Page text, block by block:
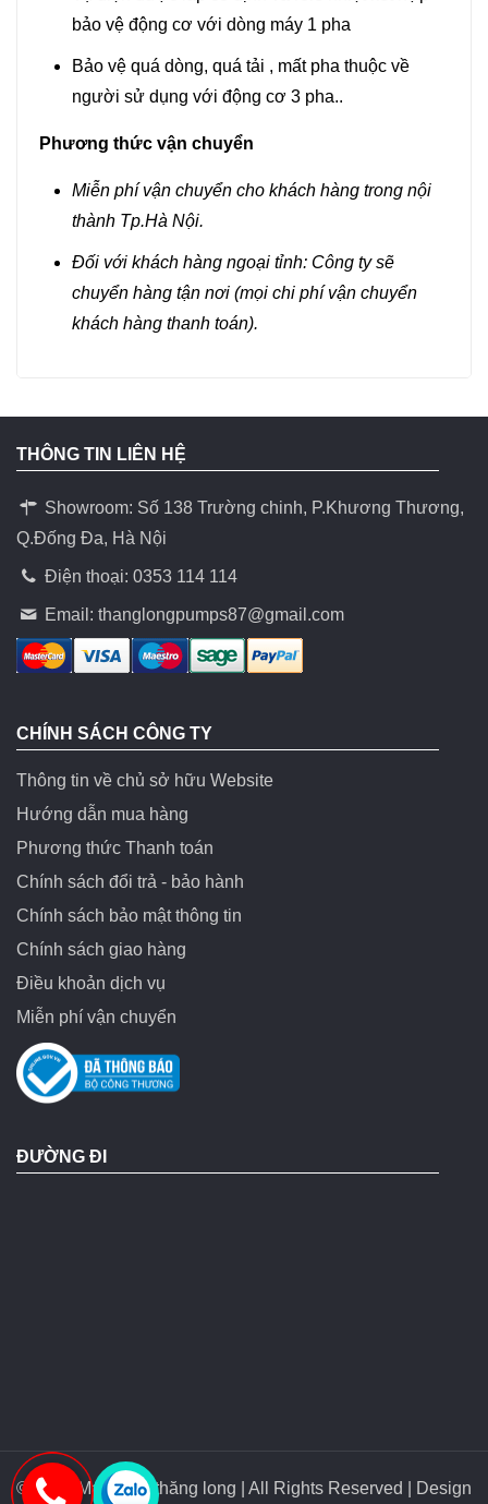
bảo vệ động cơ với dòng máy 1 pha
Bảo vệ quá dòng, quá tải , mất pha thuộc về
người sử dụng với động cơ 3 pha..
Phương thức vận chuyển
Miễn phí vận chuyển cho khách hàng trong nội
thành Tp.Hà Nội.
Đối với khách hàng ngoại tỉnh: Công ty sẽ
chuyển hàng tận nơi (mọi chi phí vận chuyển
khách hàng thanh toán).
THÔNG TIN LIÊN HỆ
Showroom: Số 138 Trường chinh, P.Khương Thương,
Q.Đống Đa, Hà Nội
Điện thoại: 0353 114 114
Email:thanglongpumps87@gmail.com
CHÍNH SÁCH CÔNG TY
Thông tin về chủ sở hữu Website
Hướng dẫn mua hàng
Phương thức Thanh toán
Chính sách đổi trả - bảo hành
Chính sách bảo mật thông tin
Chính sách giao hàng
Điều khoản dịch vụ
Miễn phí vận chuyển
ĐƯỜNG ĐI
© 2018 Máy bơm thăng long | All Rights Reserved | Design